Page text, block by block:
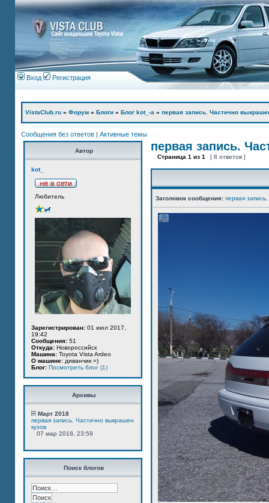
Вход Регистрация
VistaClub.ru » Форум » Блоги » Блог kot_-а » первая запись. Частично
Сообщения без ответов | Активные темы
Автор
kot_
Любитель
Зарегистрирован: 01 июл 2017,
19:42
Сообщения: 51
Откуда: Новороссийск
Машина: Toyota Vista Ardeo
О машине: диванчик =)
Блог: Посмотреть блог (1)
Архивы
Март 2018
первая запись. Частично выкрашен
кузов
07 мар 2018, 23:59
Поиск блогов
первая запись.
Страница 1 из 1 [ 8 ответов ]
Заголовок сообщения: первая